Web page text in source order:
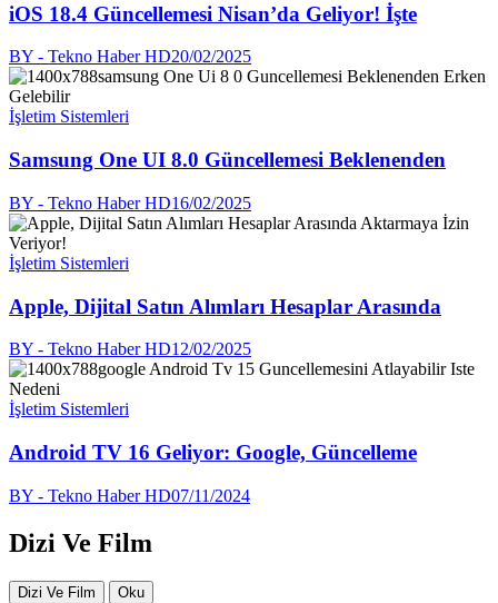
iOS 18.4 Güncellemesi Nisan’da Geliyor! İşte
BY - Tekno Haber HD20/02/2025
İşletim Sistemleri
Samsung One UI 8.0 Güncellemesi Beklenenden
BY - Tekno Haber HD16/02/2025
İşletim Sistemleri
Apple, Dijital Satın Alımları Hesaplar Arasında
BY - Tekno Haber HD12/02/2025
İşletim Sistemleri
Android TV 16 Geliyor: Google, Güncelleme
BY - Tekno Haber HD07/11/2024
Dizi Ve Film
Dizi Ve Film Oku